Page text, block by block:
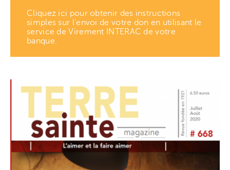
Cliquez ici pour obtenir des instructions
simples sur l’envoi de votre don en utilisant le
service de Virement INTERAC de votre
banque.